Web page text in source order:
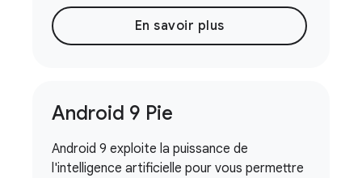
En savoir plus
Android 9 Pie
Android 9 exploite la puissance de
l'intelligence artificielle pour vous permettre